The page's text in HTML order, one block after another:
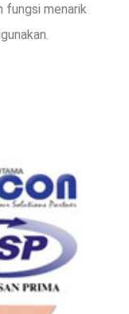
fungsi menarik